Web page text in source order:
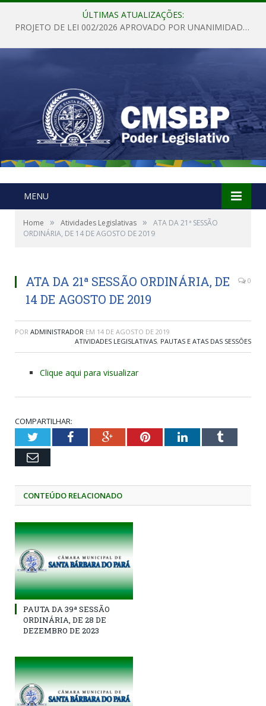
ÚLTIMAS ATUALIZAÇÕES:
PROJETO DE LEI 002/2026 APROVADO POR UNANIMIDADE EM SESSÃO ORDINÁRIA NESTA QUINTA – FEIRA 28 DE MAIO DE 2026
MENU
Home » Atividades Legislativas »
ATA DA 21ª SESSÃO
ORDINÁRIA, DE 14 DE AGOSTO DE 2019
ATA DA 21ª SESSÃO ORDINÁRIA, DE
14 DE AGOSTO DE 2019
0
POR ADMINISTRADOR EM 14 DE AGOSTO DE 2019
ATIVIDADES LEGISLATIVAS, PAUTAS E ATAS DAS SESSÕES
Clique aqui para visualizar
COMPARTILHAR:
TwitterFacebookGoogle+PinterestLinkedInTumblr
Email
CONTEÚDO RELACIONADO
PAUTA DA 39ª SESSÃO
ORDINÁRIA, DE 28 DE
DEZEMBRO DE 2023